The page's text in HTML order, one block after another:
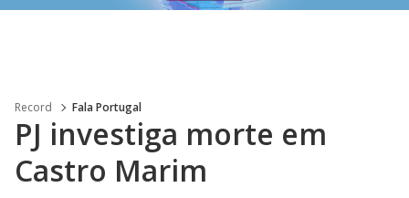
Record Fala Portugal
PJ investiga morte em
Castro Marim